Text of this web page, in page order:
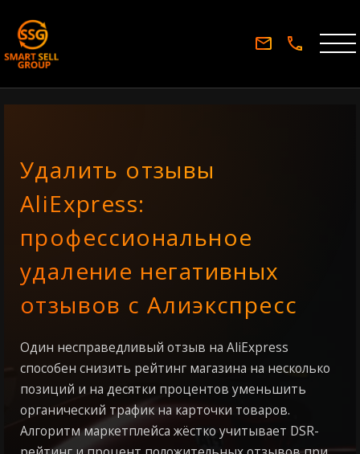
Удалить отзывы
AliExpress:
профессиональное
удаление негативных
отзывов с Алиэкспресс
Один несправедливый отзыв на AliExpress
способен снизить рейтинг магазина на несколько
позиций и на десятки процентов уменьшить
органический трафик на карточки товаров.
Алгоритм маркетплейса жёстко учитывает DSR-